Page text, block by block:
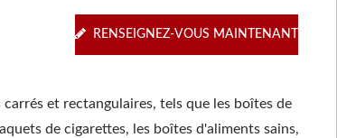
RENSEIGNEZ-VOUS MAINTENANT
et rectangulaires, tels que les boîtes de
de cigarettes, les boîtes d'aliments sains,